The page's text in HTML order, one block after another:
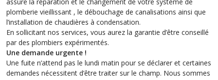
plomberie vieillissant , le débouchage de canalisations ainsi que
l’installation de chaudières à condensation.
En sollicitant nos services, vous aurez la garantie d’être conseillé
par des plombiers expérimentés.
Une demande urgente !
Une fuite n’attend pas le lundi matin pour se déclarer et certaines
demandes nécessitent d’être traiter sur le champ. Nous sommes